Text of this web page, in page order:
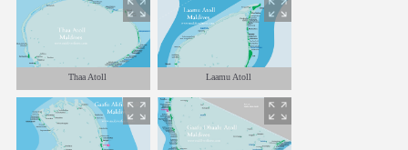
Thaa Atoll Laamu Atoll